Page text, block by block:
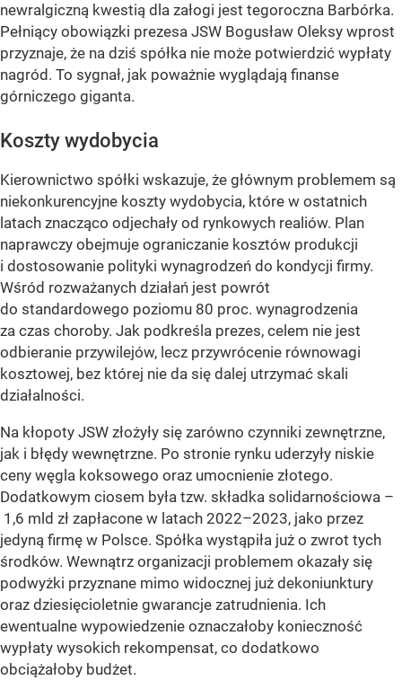
newralgiczną kwestią dla załogi jest tegoroczna Barbórka.
Pełniący obowiązki prezesa JSW Bogusław Oleksy wprost
przyznaje, że na dziś spółka nie może potwierdzić wypłaty
nagród. To sygnał, jak poważnie wyglądają finanse
górniczego giganta.
Koszty wydobycia
Kierownictwo spółki wskazuje, że głównym problemem są
niekonkurencyjne koszty wydobycia, które w ostatnich
latach znacząco odjechały od rynkowych realiów. Plan
naprawczy obejmuje ograniczanie kosztów produkcji
i dostosowanie polityki wynagrodzeń do kondycji firmy.
Wśród rozważanych działań jest powrót
do standardowego poziomu 80 proc. wynagrodzenia
za czas choroby. Jak podkreśla prezes, celem nie jest
odbieranie przywilejów, lecz przywrócenie równowagi
kosztowej, bez której nie da się dalej utrzymać skali
działalności.
Na kłopoty JSW złożyły się zarówno czynniki zewnętrzne,
jak i błędy wewnętrzne. Po stronie rynku uderzyły niskie
ceny węgla koksowego oraz umocnienie złotego.
Dodatkowym ciosem była tzw. składka solidarnościowa –
1,6 mld zł zapłacone w latach 2022–2023, jako przez
jedyną firmę w Polsce. Spółka wystąpiła już o zwrot tych
środków. Wewnątrz organizacji problemem okazały się
podwyżki przyznane mimo widocznej już dekoniunktury
oraz dziesięcioletnie gwarancje zatrudnienia. Ich
ewentualne wypowiedzenie oznaczałoby konieczność
wypłaty wysokich rekompensat, co dodatkowo
obciążałoby budżet.